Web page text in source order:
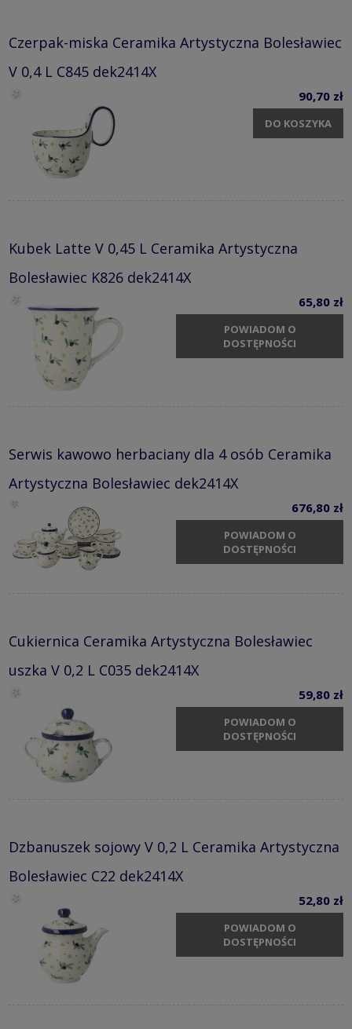
Czerpak-miska Ceramika Artystyczna Bolesławiec
V 0,4 L C845 dek2414X
90,70 zł
DO KOSZYKA
Kubek Latte V 0,45 L Ceramika Artystyczna
Bolesławiec K826 dek2414X
65,80 zł
POWIADOM O
DOSTĘPNOŚCI
Serwis kawowo herbaciany dla 4 osób Ceramika
Artystyczna Bolesławiec dek2414X
676,80 zł
POWIADOM O
DOSTĘPNOŚCI
Cukiernica Ceramika Artystyczna Bolesławiec
uszka V 0,2 L C035 dek2414X
59,80 zł
POWIADOM O
DOSTĘPNOŚCI
Dzbanuszek sojowy V 0,2 L Ceramika Artystyczna
Bolesławiec C22 dek2414X
52,80 zł
POWIADOM O
DOSTĘPNOŚCI